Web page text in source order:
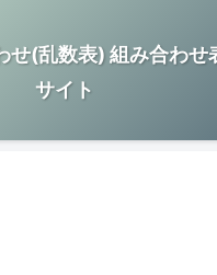
せ(乱数表) 組み合わ
サイト